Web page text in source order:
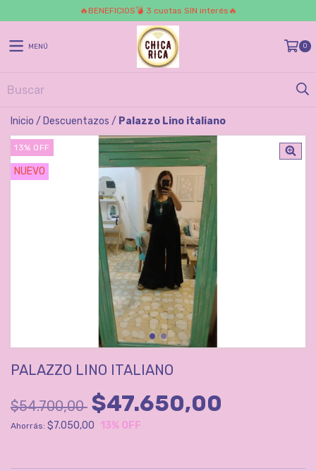
🔥BENEFICIOS💣 3 cuotas SIN interés🔥
MENÚ 0
Inicio / Descuentazos / Palazzo Lino italiano
13% OFF
NUEVO
PALAZZO LINO ITALIANO
$54.700,00 $47.650,00
Ahorrás: $7.050,00 13% OFF